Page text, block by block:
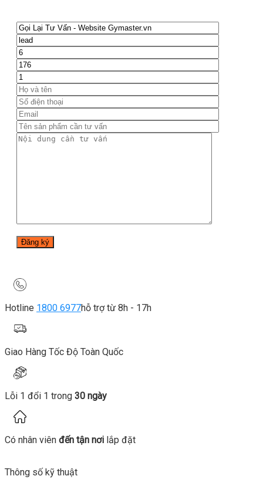
Hotline 1800 6977hỗ trợ từ 8h - 17h
Giao Hàng Tốc Độ Toàn Quốc
Lỗi 1 đổi 1 trong 30 ngày
Có nhân viên đến tận nơi lắp đặt
Thông số kỹ thuật